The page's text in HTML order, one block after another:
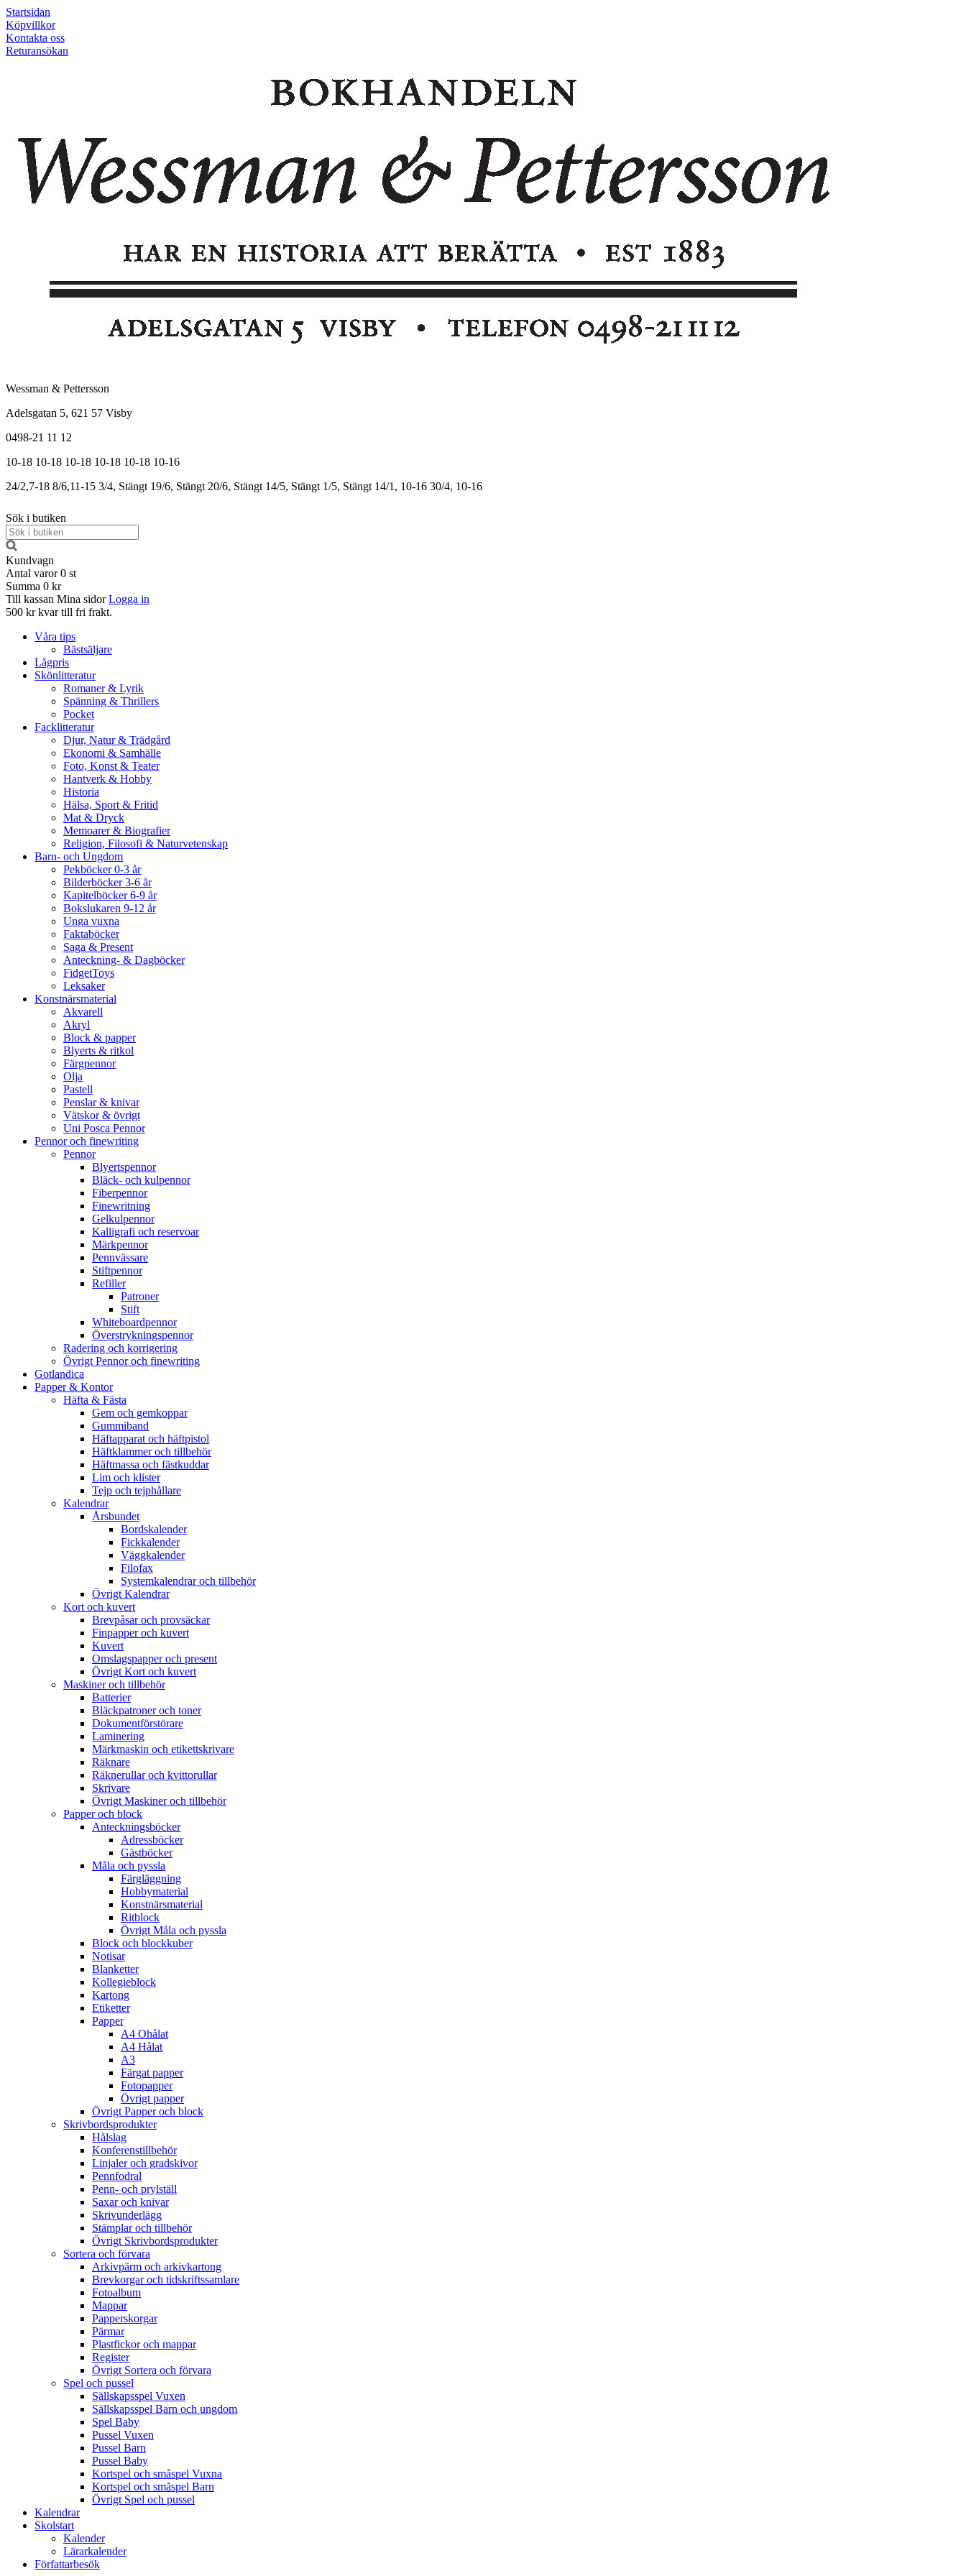
Startsidan
Köpvillkor
Kontakta oss
Returansökan
Wessman & Pettersson
Adelsgatan 5, 621 57 Visby
0498-21 11 12
10-18 10-18 10-18 10-18 10-18 10-16
24/2,7-18 8/6,11-15 3/4, Stängt 19/6, Stängt 20/6, Stängt 14/5, Stängt 1/5, Stängt 14/1, 10-16 30/4, 10-16
Sök i butiken
Kundvagn
Antal varor 0 st
Summa 0 kr
Till kassan Mina sidor Logga in
500 kr kvar till fri frakt.
Våra tips
Bästsäljare
Lågpris
Skönlitteratur
Romaner & Lyrik
Spänning & Thrillers
Pocket
Facklitteratur
Djur, Natur & Trädgård
Ekonomi & Samhälle
Foto, Konst & Teater
Hantverk & Hobby
Historia
Hälsa, Sport & Fritid
Mat & Dryck
Memoarer & Biografier
Religion, Filosofi & Naturvetenskap
Barn- och Ungdom
Pekböcker 0-3 år
Bilderböcker 3-6 år
Kapitelböcker 6-9 år
Bokslukaren 9-12 år
Unga vuxna
Faktaböcker
Saga & Present
Anteckning- & Dagböcker
FidgetToys
Leksaker
Konstnärsmaterial
Akvarell
Akryl
Block & papper
Blyerts & ritkol
Färgpennor
Olja
Pastell
Penslar & knivar
Vätskor & övrigt
Uni Posca Pennor
Pennor och finewriting
Pennor
Blyertspennor
Bläck- och kulpennor
Fiberpennor
Finewritning
Gelkulpennor
Kalligrafi och reservoar
Märkpennor
Pennvässare
Stiftpennor
Refiller
Patroner
Stift
Whiteboardpennor
Överstrykningspennor
Radering och korrigering
Övrigt Pennor och finewriting
Gotlandica
Papper & Kontor
Häfta & Fästa
Gem och gemkoppar
Gummiband
Häftapparat och häftpistol
Häftklammer och tillbehör
Häftmassa och fästkuddar
Lim och klister
Tejp och tejphållare
Kalendrar
Årsbundet
Bordskalender
Fickkalender
Väggkalender
Filofax
Systemkalendrar och tillbehör
Övrigt Kalendrar
Kort och kuvert
Brevpåsar och provsäckar
Finpapper och kuvert
Kuvert
Omslagspapper och present
Övrigt Kort och kuvert
Maskiner och tillbehör
Batterier
Bläckpatroner och toner
Dokumentförstörare
Laminering
Märkmaskin och etikettskrivare
Räknare
Räknerullar och kvittorullar
Skrivare
Övrigt Maskiner och tillbehör
Papper och block
Anteckningsböcker
Adressböcker
Gästböcker
Måla och pyssla
Färgläggning
Hobbymaterial
Konstnärsmaterial
Ritblock
Övrigt Måla och pyssla
Block och blockkuber
Notisar
Blanketter
Kollegieblock
Kartong
Etiketter
Papper
A4 Ohålat
A4 Hålat
A3
Färgat papper
Fotopapper
Övrigt papper
Övrigt Papper och block
Skrivbordsprodukter
Hålslag
Konferenstillbehör
Linjaler och gradskivor
Pennfodral
Penn- och prylställ
Saxar och knivar
Skrivunderlägg
Stämplar och tillbehör
Övrigt Skrivbordsprodukter
Sortera och förvara
Arkivpärm och arkivkartong
Brevkorgar och tidskriftssamlare
Fotoalbum
Mappar
Papperskorgar
Pärmar
Plastfickor och mappar
Register
Övrigt Sortera och förvara
Spel och pussel
Sällskapsspel Vuxen
Sällskapsspel Barn och ungdom
Spel Baby
Pussel Vuxen
Pussel Barn
Pussel Baby
Kortspel och småspel Vuxna
Kortspel och småspel Barn
Övrigt Spel och pussel
Kalendrar
Skolstart
Kalender
Lärarkalender
Författarbesök